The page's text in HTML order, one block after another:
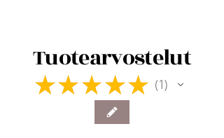
Tuotearvostelut
★ ★ ★ ★ ★ 1
1